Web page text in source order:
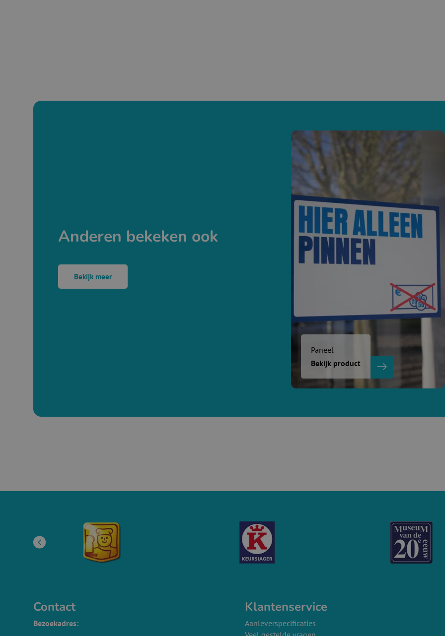
Anderen bekeken ook
Bekijk meer
Paneel
Bekijk product
Contact
Bezoekadres:
Klantenservice
Aanleverspecificaties